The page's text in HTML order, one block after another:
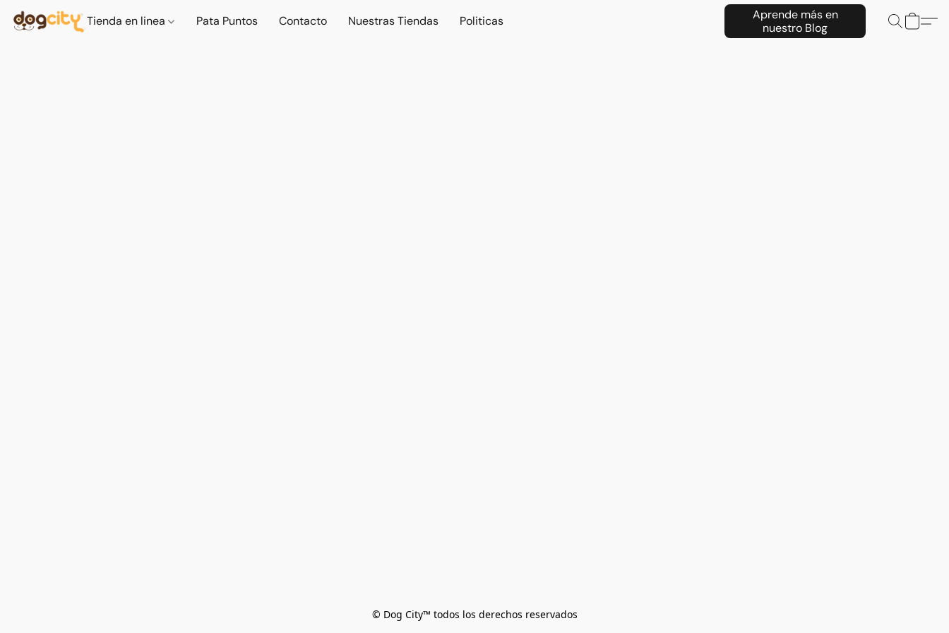
Tienda en linea Pata Puntos Contacto Nuestras Tiendas Politicas
Aprende más en
nuestro Blog
© Dog City™ todos los derechos reservados